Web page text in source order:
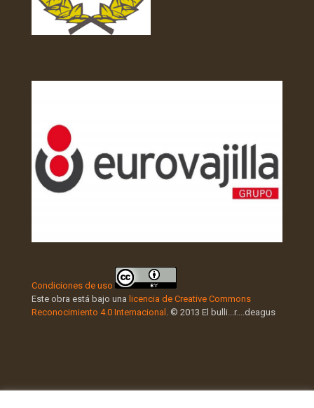
Condiciones de uso
Este obra está bajo una licencia de Creative Commons
Reconocimiento 4.0 Internacional . © 2013 El bulli...r....deagus